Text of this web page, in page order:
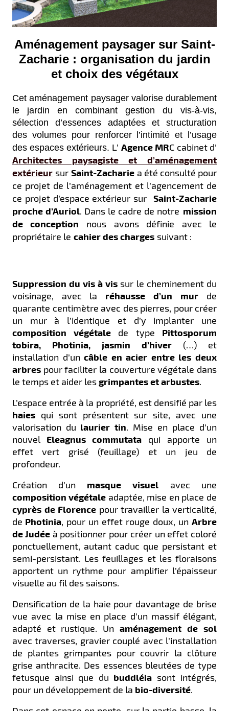
Aménagement paysager sur Saint-
Zacharie : organisation du jardin
et choix des végétaux
Cet aménagement paysager valorise durablement
le jardin en combinant gestion du vis-à-vis,
sélection d’essences adaptées et structuration
des volumes pour renforcer l’intimité et l’usage
des espaces extérieurs. L’ Agence MRC cabinet d'
Architectes paysagiste et d’aménagement
extérieur sur Saint-Zacharie a été consulté pour
ce projet de l’aménagement et l’agencement de
ce projet d’espace extérieur sur
Saint-Zacharie
proche d’Auriol. Dans le cadre de notre mission
de conception
nous avons définie avec le
propriétaire le cahier des charges suivant :
Suppression du vis à vis sur le cheminement du
voisinage, avec la réhausse d’un mur de
quarante centimètre avec des pierres, pour créer
un mur à l’identique et d’y implanter une
composition végétale de type Pittosporum
tobira, Photinia, jasmin d’hiver (…) et
installation d’un câble en acier entre les deux
arbres pour faciliter la couverture végétale dans
le temps et aider lesgrimpantes et arbustes.
L’espace entrée à la propriété, est densifié par les
haies qui sont présentent sur site, avec une
valorisation du laurier tin. Mise en place d’un
nouvel Eleagnus commutata qui apporte un
effet vert grisé (feuillage) et un jeu de
profondeur.
Création d’un masque visuel avec une
composition végétale adaptée, mise en place de
cyprès de Florence pour travailler la verticalité,
de Photinia, pour un effet rouge doux, un Arbre
de Judée à positionner pour créer un effet coloré
ponctuellement, autant caduc que persistant et
semi-persistant. Les feuillages et les floraisons
apportent un rythme pour amplifier l’épaisseur
visuelle au fil des saisons.
Densification de la haie pour davantage de brise
vue avec la mise en place d’un massif élégant,
adapté et rustique. Un aménagement de sol
avec traverses, gravier couplé avec l’installation
de plantes grimpantes pour couvrir la clôture
grise anthracite. Des essences bleutées de type
fetusque ainsi que du buddléia sont intégrés,
pour un développement de la bio-diversité.